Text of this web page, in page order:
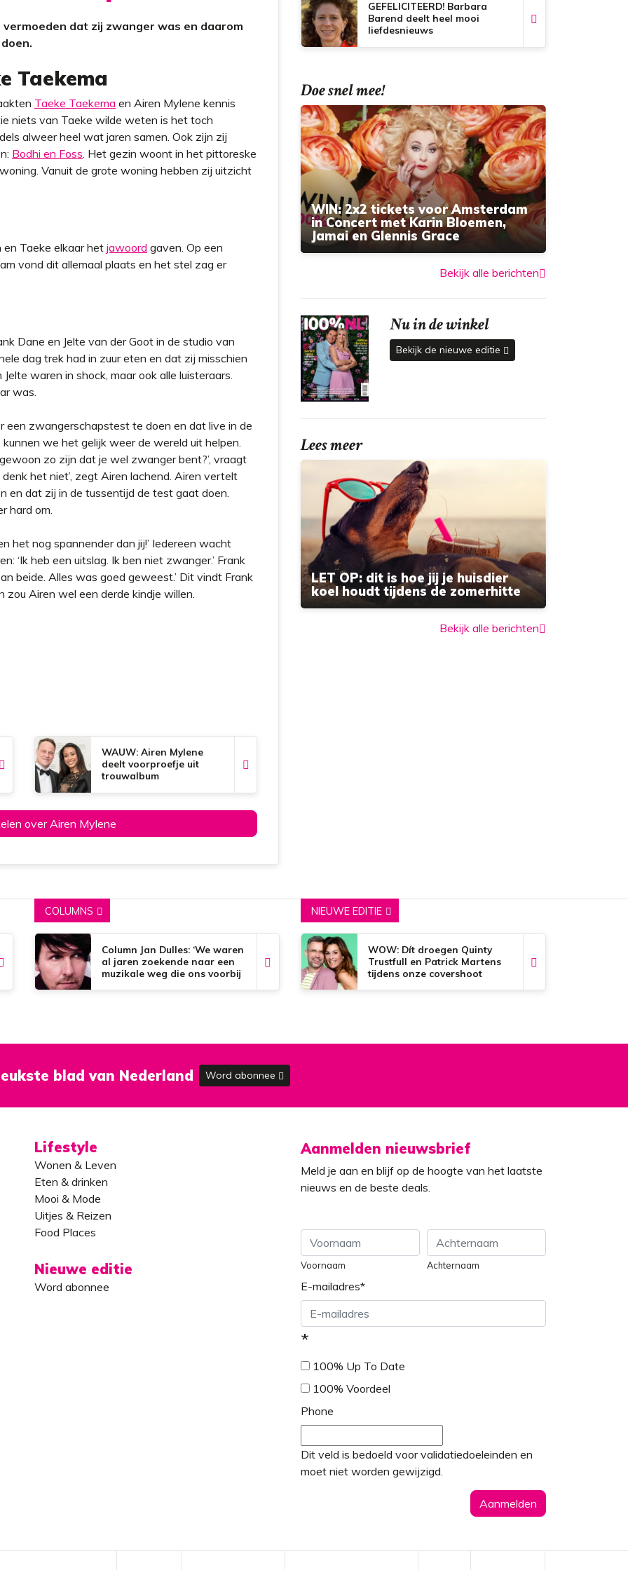
dat zij zwanger was en daarom
Taekema
Taeke Taekema en Airen Mylene kennis
niets van Taeke wilde weten is het toch
alweer heel wat jaren samen. Ook zijn zij
Bodhi en Foss . Het gezin woont in het pittoreske
Vanuit de grote woning hebben zij uitzicht
Taeke elkaar het jawoord gaven. Op een
vond dit allemaal plaats en het stel zag er
Dane en Jelte van der Goot in de studio van
dag trek had in zuur eten en dat zij misschien
waren in shock, maar ook alle luisteraars.
was.
een zwangerschapstest te doen en dat live in de
we het gelijk weer de wereld uit helpen.
zo zijn dat je wel zwanger bent?’, vraagt
denk het niet’, zegt Airen lachend. Airen vertelt
en dat zij in de tussentijd de test gaat doen.
hard om.
het nog spannender dan jij!’ Iedereen wacht
‘Ik heb een uitslag. Ik ben niet zwanger.’ Frank
beide. Alles was goed geweest.’ Dit vindt Frank
Airen wel een derde kindje willen.
WAUW: Airen Mylene
deelt voorproefje uit
trouwalbum
over Airen Mylene
GEFELICITEERD! Barbara
Barend deelt heel mooi
liefdesnieuws
Doe snel mee!
WIN: 2x2 tickets voor Amsterdam
in Concert met Karin Bloemen,
Jamai en Glennis Grace
Bekijk alle berichten
Nu in de winkel
Bekijk de nieuwe editie
Lees meer
LET OP: dit is hoe jij je huisdier
koel houdt tijdens de zomerhitte
Bekijk alle berichten
COLUMNS
Column Jan Dulles: ‘We waren
al jaren zoekende naar een
muzikale weg die ons voorbij
NIEUWE EDITIE
WOW: Dít droegen Quinty
Trustfull en Patrick Martens
tijdens onze covershoot
blad van Nederland Word abonnee
Lifestyle
Wonen & Leven
Eten & drinken
Mooi & Mode
Uitjes & Reizen
Food Places
Nieuwe editie
Word abonnee
Aanmelden nieuwsbrief
Meld je aan en blijf op de hoogte van het laatste
nieuws en de beste deals.
Voornaam Achternaam
E-mailadres*
*
100% Up To Date
100% Voordeel
Phone
Dit veld is bedoeld voor validatiedoeleinden en
moet niet worden gewijzigd.